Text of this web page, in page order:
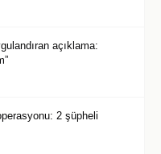
açıklama:
2 şüpheli